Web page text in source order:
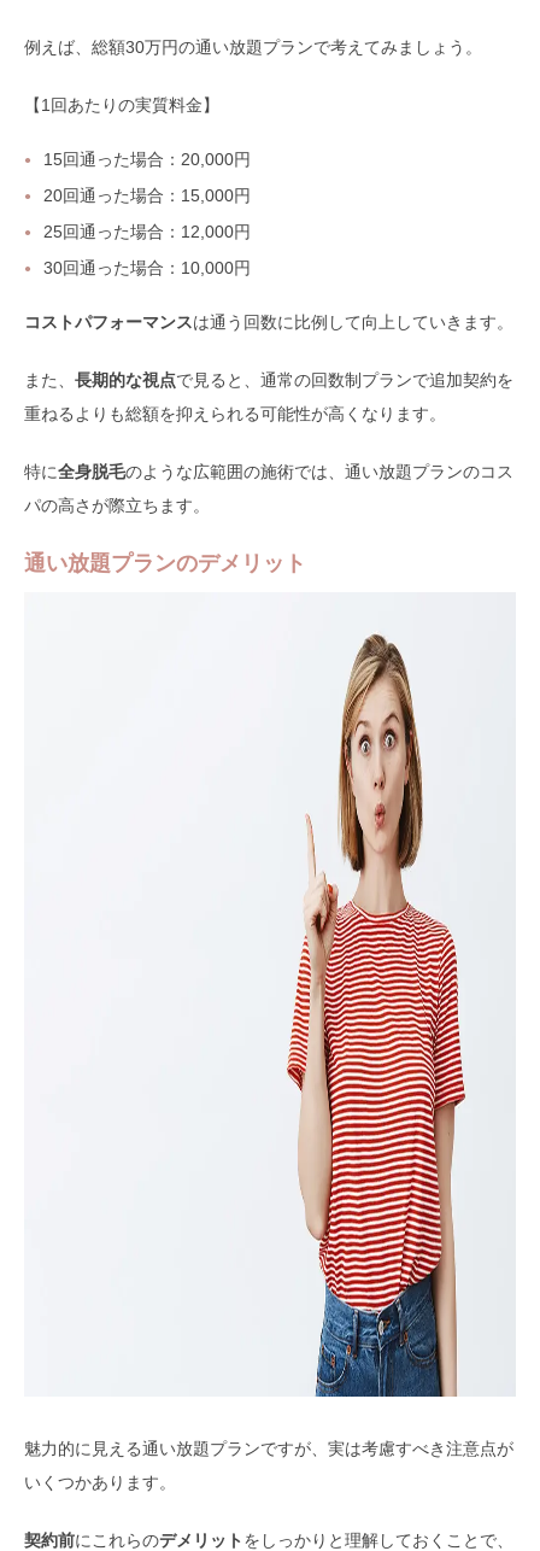
例えば、総額30万円の通い放題プランで考えてみましょう。
【1回あたりの実質料金】
15回通った場合：20,000円
20回通った場合：15,000円
25回通った場合：12,000円
30回通った場合：10,000円
コストパフォーマンスは通う回数に比例して向上していきます。
また、 長期的な視点で見ると、通常の回数制プランで追加契約を
重ねるよりも総額を抑えられる可能性が高くなります。
特に全身脱毛のような広範囲の施術では、通い放題プランのコス
パの高さが際立ちます。
通い放題プランのデメリット
魅力的に見える通い放題プランですが、実は考慮すべき注意点が
いくつかあります。
契約前にこれらのデメリット をしっかりと理解しておくことで、